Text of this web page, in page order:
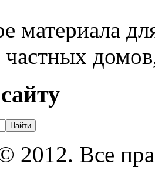
материала
2012. Все